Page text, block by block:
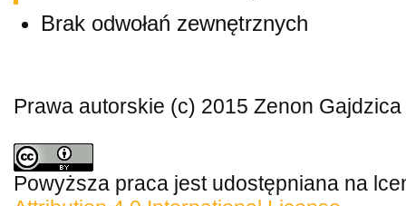
Brak odwołań zewnętrznych
Prawa autorskie (c) 2015 Zenon Gajdzica
Powyższa praca jest udostępniana na